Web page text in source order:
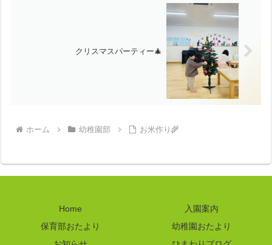
クリスマスパーティー🎄
ホーム 幼稚園部 お米作り🌾
Home
入園案内
保育部おたより
幼稚園おたより